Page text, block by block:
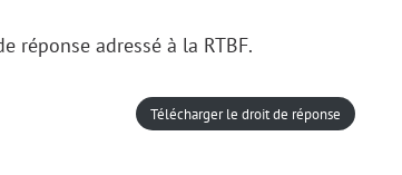
réponse adressé à la RTBF.
Télécharger le droit de réponse